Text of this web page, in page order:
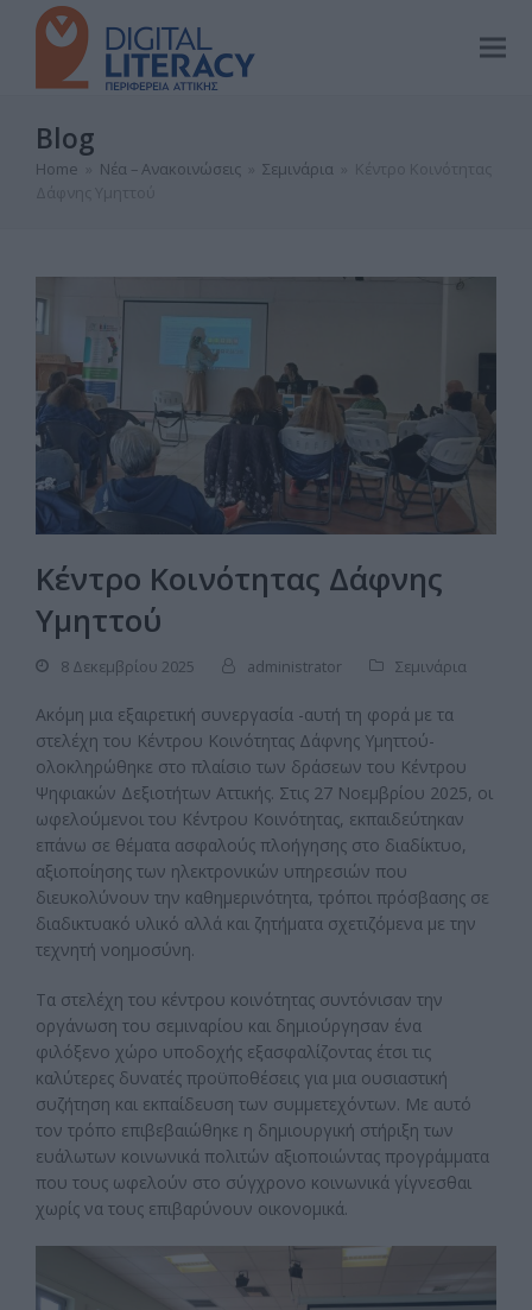
Blog
Home Νέα – Ανακοινώσεις Σεμινάρια
Κέντρο Κοινότητας Δάφνης
Υμηττού
8 Δεκεμβρίου 2025 administrator Σεμινάρια
Ακόμη μια εξαιρετική συνεργασία -αυτή τη φορά με τα
στελέχη του Κέντρου Κοινότητας Δάφνης Υμηττού-
ολοκληρώθηκε στο πλαίσιο των δράσεων του Κέντρου
Ψηφιακών Δεξιοτήτων Αττικής. Στις 27 Νοεμβρίου 2025, οι
ωφελούμενοι του Κέντρου Κοινότητας, εκπαιδεύτηκαν
επάνω σε θέματα ασφαλούς πλοήγησης στο διαδίκτυο,
αξιοποίησης των ηλεκτρονικών υπηρεσιών που
διευκολύνουν την καθημερινότητα, τρόποι πρόσβασης σε
διαδικτυακό υλικό αλλά και ζητήματα σχετιζόμενα με την
τεχνητή νοημοσύνη.
Τα στελέχη του κέντρου κοινότητας συντόνισαν την
οργάνωση του σεμιναρίου και δημιούργησαν ένα
φιλόξενο χώρο υποδοχής εξασφαλίζοντας έτσι τις
καλύτερες δυνατές προϋποθέσεις για μια ουσιαστική
συζήτηση και εκπαίδευση των συμμετεχόντων. Με αυτό
τον τρόπο επιβεβαιώθηκε η δημιουργική στήριξη των
ευάλωτων κοινωνικά πολιτών αξιοποιώντας προγράμματα
που τους ωφελούν στο σύγχρονο κοινωνικά γίγνεσθαι
χωρίς να τους επιβαρύνουν οικονομικά.